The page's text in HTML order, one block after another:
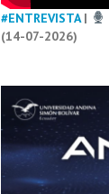
#ENTREVISTA|
(14-07-2026)